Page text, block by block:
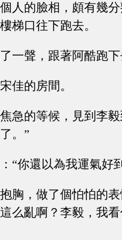
人的臉相，頗有幾
梯口往下跑去。
一聲，跟著阿酷跑
佳的房間。
急的等候，見到李
。”
“你還以為我運氣好
胸，做了個怕怕的
么亂啊？李毅，我